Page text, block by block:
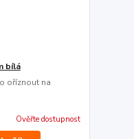
bílá
oříznout na
Ověřte dostupnost